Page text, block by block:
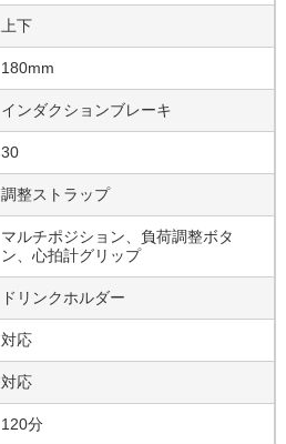
上下
180mm
インダクションブレーキ
30
調整ストラップ
マルチポジション、負荷調整ボタ
ン、心拍計グリップ
ドリンクホルダー
対応
対応
120分